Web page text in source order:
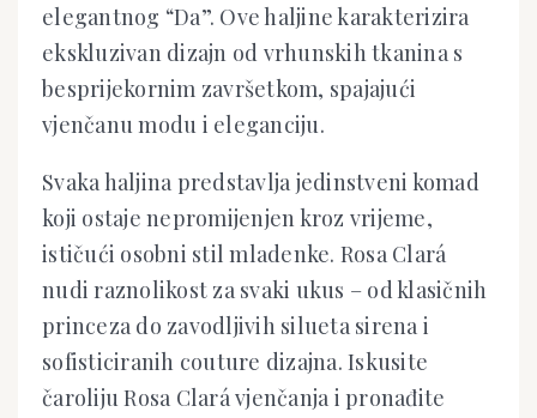
elegantnog “Da”. Ove haljine karakterizira
ekskluzivan dizajn od vrhunskih tkanina s
besprijekornim završetkom, spajajući
vjenčanu modu i eleganciju.
Svaka haljina predstavlja jedinstveni komad
koji ostaje nepromijenjen kroz vrijeme,
ističući osobni stil mladenke. Rosa Clará
nudi raznolikost za svaki ukus – od klasičnih
princeza do zavodljivih silueta sirena i
sofisticiranih couture dizajna. Iskusite
čaroliju Rosa Clará vjenčanja i pronađite